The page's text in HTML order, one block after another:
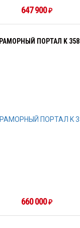
647 900₽
ПОРТАЛ K 358
660 000₽